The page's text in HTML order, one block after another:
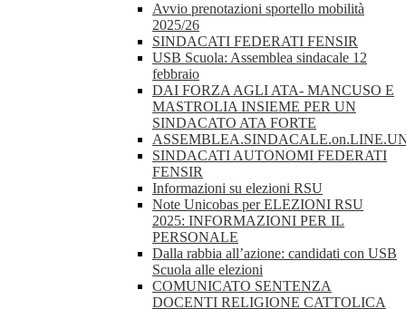
Avvio prenotazioni sportello mobilità
2025/26
SINDACATI FEDERATI FENSIR
USB Scuola: Assemblea sindacale 12
febbraio
DAI FORZA AGLI ATA- MANCUSO E
MASTROLIA INSIEME PER UN
SINDACATO ATA FORTE
SINDACATI AUTONOMI FEDERATI
FENSIR
Informazioni su elezioni RSU
Note Unicobas per ELEZIONI RSU
2025: INFORMAZIONI PER IL
PERSONALE
Dalla rabbia all’azione: candidati con USB
Scuola alle elezioni
COMUNICATO SENTENZA
DOCENTI RELIGIONE CATTOLICA